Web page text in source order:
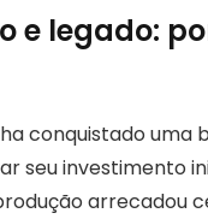
e legado:
conquistado uma
seu investimento
arrecadou